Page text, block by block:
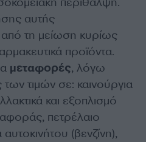
αυτής
από τη μείωση κυρίως
προϊόντα.
μεταφορές, λόγω
τιμών σε: καινούργια
και εξοπλισμό
πετρέλαιο
(βενζίνη),